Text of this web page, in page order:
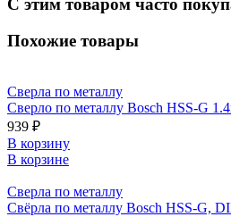
С этим товаром часто
Похожие товары
Сверла по металлу
Сверло по металлу Bosch HSS-G
939 ₽
В корзину
В корзине
Сверла по металлу
Свёрла по металлу Bosch HSS-G,